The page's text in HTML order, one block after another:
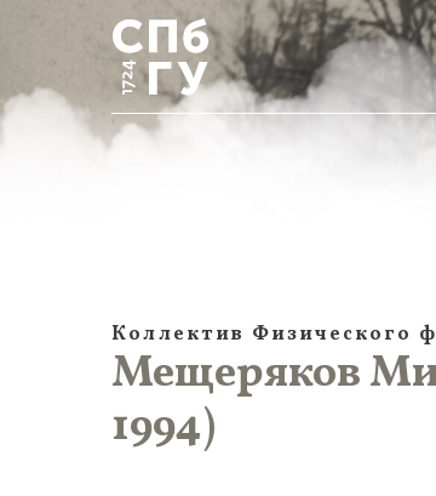
Коллектив Физического
Мещеряков
1994)